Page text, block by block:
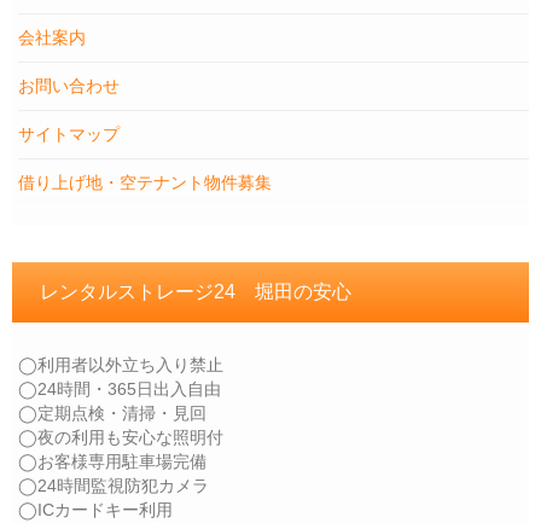
会社案内
お問い合わせ
サイトマップ
借り上げ地・空テナント物件募集
レンタルストレージ24 堀田の安心
◯利用者以外立ち入り禁止
◯24時間・365日出入自由
◯定期点検・清掃・見回
◯夜の利用も安心な照明付
◯お客様専用駐車場完備
◯24時間監視防犯カメラ
◯ICカードキー利用